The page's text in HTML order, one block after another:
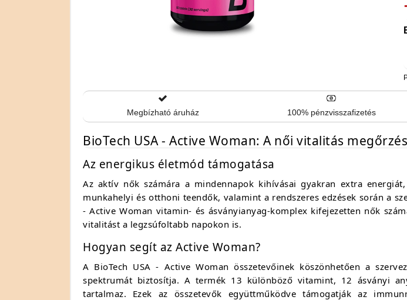
Megbízható áruház 100% pénzvisszafizetés
BioTech USA - Active Woman: A női vitalitás
Az energikus életmód támogatása
Az aktív nők számára a mindennapok kihívásai gyakran extra
munkahelyi és otthoni teendők, valamint a rendszeres edzések során a
- Active Woman vitamin- és ásványianyag-komplex kifejezetten nők
vitalitást a legzsúfoltabb napokon is.
Hogyan segít az Active Woman?
A BioTech USA - Active Woman összetevőinek köszönhetően a
spektrumát biztosítja. A termék 13 különböző vitamint, 12 ásványi
tartalmaz. Ezek az összetevők együttműködve támogatják az